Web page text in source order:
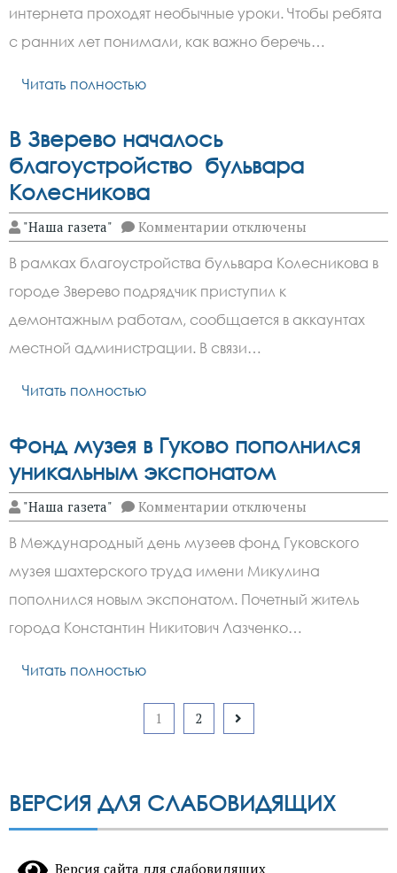
Зверево
детей
учат
кибербезопасности
интернета проходят необычные уроки. Чтобы ребята
с ранних лет понимали, как важно беречь…
Читать полностью
В Зверево началось
благоустройство бульвара
Колесникова
"Наша газета" Комментарии к
записи
Зверево
началось
благоустройство
бульвара
Колесникова
отключены
В рамках благоустройства бульвара Колесникова в
городе Зверево подрядчик приступил к
демонтажным работам, сообщается в аккаунтах
местной администрации. В связи…
Читать полностью
Фонд музея в Гуково пополнился
уникальным экспонатом
"Наша газета" Комментарии к
записи
Фонд
музея
в
Гуково
пополнился
уникальным
экспонатом
отключены
В Международный день музеев фонд Гуковского
музея шахтерского труда имени Микулина
пополнился новым экспонатом. Почетный житель
города Константин Никитович Лазченко…
Читать полностью
1 2
ВЕРСИЯ ДЛЯ СЛАБОВИДЯЩИХ
Версия сайта для слабовидящих